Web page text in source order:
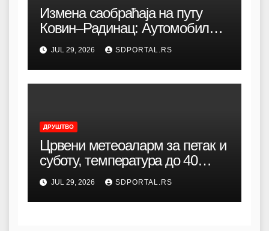
Измена саобраћаја на путу
Ковин–Радинац: Аутомобили
се преусмеравају кроз град
JUL 29, 2026 SDPORTAL.RS
ДРУШТВО
Црвени метеоаларм за петак и
суботу, температура до 40
степени
JUL 29, 2026 SDPORTAL.RS